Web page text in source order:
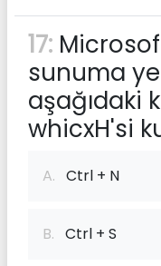
17:
sunuma
aşağıdaki
whicxH'si
A. Ctrl + N
B. Ctrl + S